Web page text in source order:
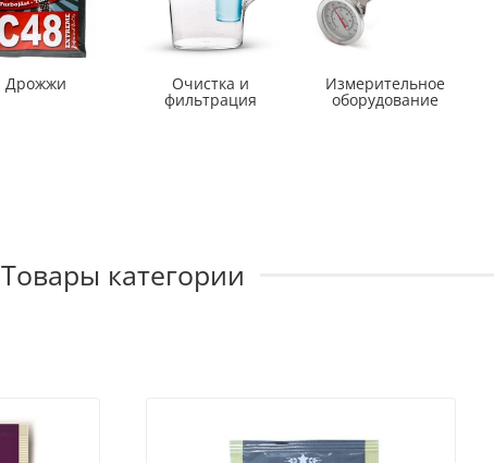
Дрожжи Очистка и
фильтрация
Измерительное
оборудование
Товары категории